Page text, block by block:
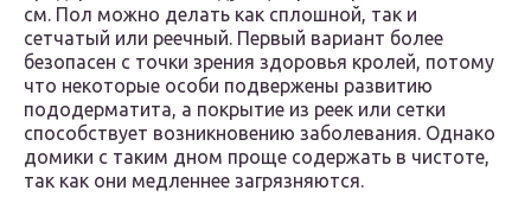
см. Пол можно делать как сплошной, так и
сетчатый или реечный. Первый вариант более
безопасен с точки зрения здоровья кролей, потому
что некоторые особи подвержены развитию
пододерматита, а покрытие из реек или сетки
способствует возникновению заболевания. Однако
домики с таким дном проще содержать в чистоте,
так как они медленнее загрязняются.